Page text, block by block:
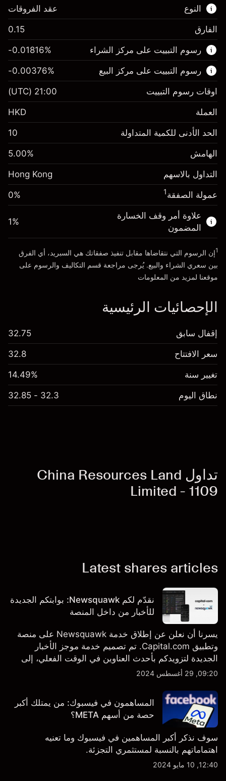
النوع
هذا السوق المالي متاح للتداول من خلال عقود
الفروقات.
اعرف المزيد عن:
عقود الفروقات
عقد الفروقات
الفارق 0.15
رسوم التبييت على مركز الشراء
الهامش. استثمارك HK$1,000.00
رسم المبيت -0.018156%
(-HK$3.63)
حجم التداول مع الرافعة المالية ~ $HK$20,000.00
المال من الرافعة المالية ~
HK$19,000.00
الذهاب إلى المنصة
-0.01816%
رسوم التبييت على مركز البيع
الهامش. استثمارك HK$1,000.00
رسم المبيت -0.003762%
(-HK$0.75)
حجم التداول مع الرافعة المالية ~ $HK$20,000.00
المال من الرافعة المالية ~
الذهاب إلى المنصة
-0.00376%
اوقات رسوم التبييت 21:00
(UTC)
العملة HKD
الحد الأدنى للكمية المتداولة 10
الهامش 5.00%
التداول بالاسهم Hong Kong
عمولة الصفقة1
0%
علاوة أمر وقف الخسارة
المضمون
1%
1إن الرسوم التي نتقاضاها مقابل تنفيذ صفقاتك هي السبريد، أي الفرق
بين سعري الشراء والبيع. يُرجى مراجعة قسم التكاليف والرسوم على
موقعنا لمزيد من المعلومات
الإحصائيات الرئيسية
إقفال سابق 32.75
سعر الافتتاح 32.8
تغيير سنة 14.49%
نطاق اليوم 32.3 - 32.85
تداول China Resources Land
Limited - 1109
Latest shares articles
نقدّم لكم Newsquawk: بوابتكم الجديدة
للأخبار من داخل المنصة
يسرنا أن نعلن عن إطلاق خدمة Newsquawk على منصة
وتطبيق Capital.com. تم تصميم خدمة موجز الأخبار
الجديدة لتزويدكم بأحدث العناوين في الوقت الفعلي، إلى
جانب قصص إخبارية مخصصة وتقارير تحليلية متعمقة - وكل
بالضبط.
09:20, 29 أغسطس 2024
المساهمون في فيسبوك: من يمتلك أكبر
حصة من أسهم META؟
سوف نذكر أكبر المساهمين في فيسبوك وما تعنيه
اهتماماتهم بالنسبة لمستثمري التجزئة.
12:40, 10 مايو 2024